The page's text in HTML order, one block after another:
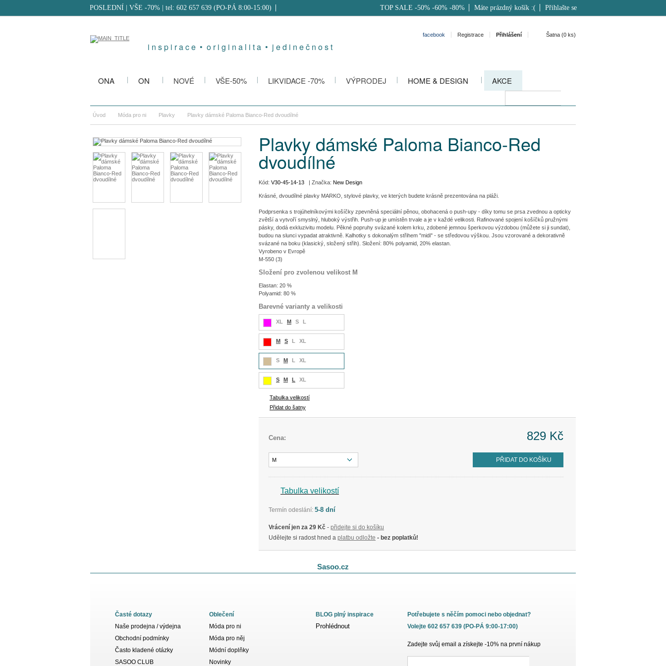
i n s p i r a c e • o r i g i n a l i t a • j e d i n e č n o s t
POSLEDNÍ | VŠE -70%| tel: 602 657 639 (PO-PÁ 8:00-15:00) TOP SALE -50% -60% -80% Máte prázdný košík :( Přihlašte se
facebook Registrace Přihlášení Šatna (0 ks)
ONA ON NOVÉ VŠE-50% LIKVIDACE -70% VÝPRODEJ HOME & DESIGN AKCE
Úvod Móda pro ni Plavky Plavky dámské Paloma Bianco-Red dvoudílné
Plavky dámské Paloma Bianco-Red
dvoudílné
Kód: V30-45-14-13 | Značka: New Design
Krásné, dvoudílné plavky MARKO, stylové plavky, ve kterých budete krásně prezentována na pláži.
Podprsenka s trojúhelníkovými košíčky zpevněná speciální pěnou, obohacená o push-upy - díky tomu se prsa zvednou a opticky
zvětší a vytvoří smyslný, hluboký výstřih. Push-up je umístěn trvale a je v každé velikosti. Rafinované spojení košíčků pružnými
pásky, dodá exkluzivitu modelu. Pěkné popruhy svázané kolem krku, zdobené jemnou šperkovou výzdobou (můžete si ji sundat),
budou na slunci vypadat atraktivně. Kalhotky s dokonalým střihem "midi" - se středovou výškou. Jsou vzorované a dekorativně
svázané na boku (klasický, složený střih). Složení: 80% polyamid, 20% elastan.
Vyrobeno v Evropě
M-550 (3)
Složení pro zvolenou velikost M
Elastan: 20 %
Polyamid: 80 %
Barevné varianty a velikosti
XL M S L
M S L XL
S M L XL
S M L XL
Tabulka velikostí
Přidat do šatny
Cena: 829 Kč
M PŘIDAT DO KOŠÍKU
Tabulka velikostí
Termín odeslání: 5-8 dní
Vrácení jen za 29 Kč - přidejte si do košíku
Udělejte si radost hned a platbu odložte - bez poplatků!
Sasoo.cz
Časté dotazy
Naše prodejna / výdejna
Obchodní podmínky
Často kladené otázky
SASOO CLUB
Oblečení
Móda pro ni
Móda pro něj
Módní doplňky
Novinky
BLOG plný inspirace
Prohlédnout
Potřebujete s něčím pomoci nebo objednat?
Volejte 602 657 639 (PO-PÁ 9:00-17:00)
Zadejte svůj email a získejte -10% na první nákup